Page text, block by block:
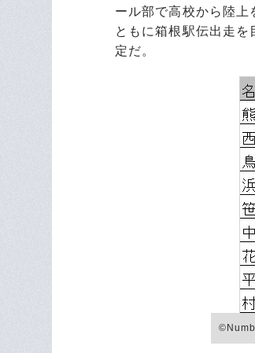
ール部で高校から陸上
ともに箱根駅伝出走
定だ。